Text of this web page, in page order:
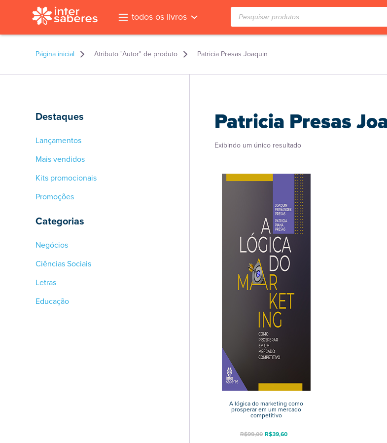
todos os livros Pesquisar
produtos
Página inicial Atributo "Autor" de produto Patricia Presas Joaquin
Destaques
Lançamentos
Mais vendidos
Kits promocionais
Promoções
Categorias
Negócios
Ciências Sociais
Letras
Educação
Patricia Presas
Exibindo um único resultado
A lógica do marketing como
prosperar em um mercado
competitivo
R$99,00 R$39,60